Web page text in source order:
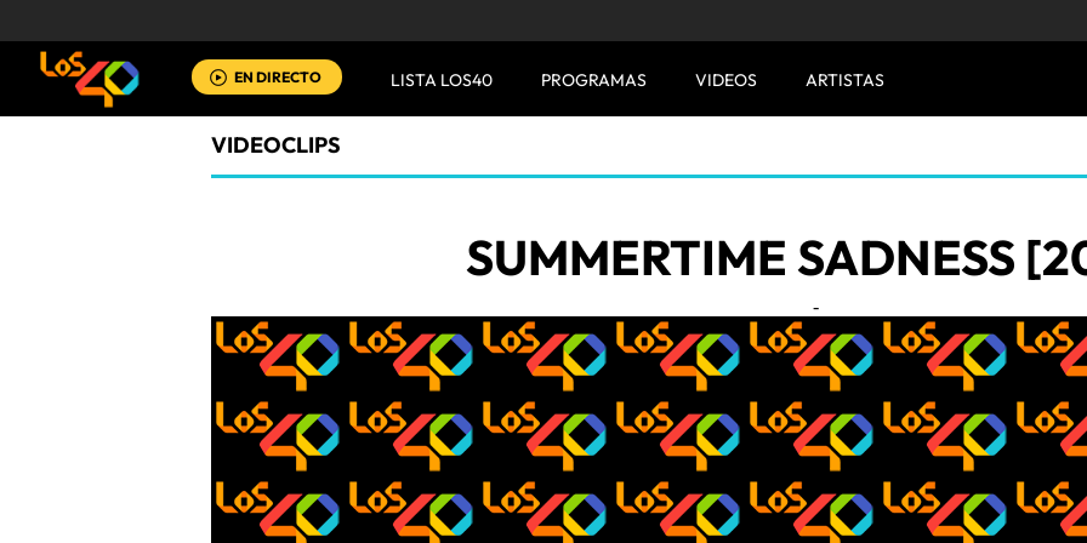
EN DIRECTO LISTA LOS40 PROGRAMAS VIDEOS ARTISTAS
VIDEOCLIPS
SUMMERTIME SADNESS
-